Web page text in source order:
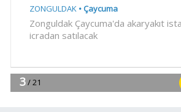
09:58Pamucak Sahili'nde spor